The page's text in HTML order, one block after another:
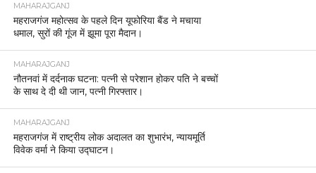
MAHARAJGANJ
महराजगंज महोत्सव के पहले दिन यूफोरिया बैंड ने मचाया
धमाल, सुरों की गूंज में झूमा पूरा मैदान।
MAHARAJGANJ
नौतनवां में दर्दनाक घटना: पत्नी से परेशान होकर पति ने बच्चों
के साथ दे दी थी जान, पत्नी गिरफ्तार।
MAHARAJGANJ
महराजगंज में राष्ट्रीय लोक अदालत का शुभारंभ, न्यायमूर्ति
विवेक वर्मा ने किया उद्घाटन।